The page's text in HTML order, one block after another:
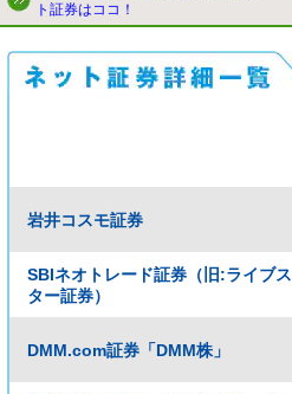
ト証券はココ！
岩井コスモ証券
SBIネオトレード証券（旧:ライブス
ター証券）
DMM.com証券「DMM株」